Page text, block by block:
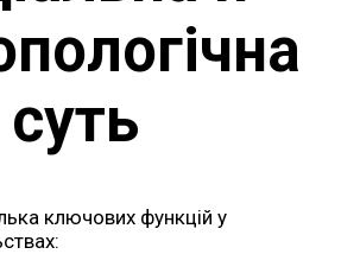
суть
ключових функцій у